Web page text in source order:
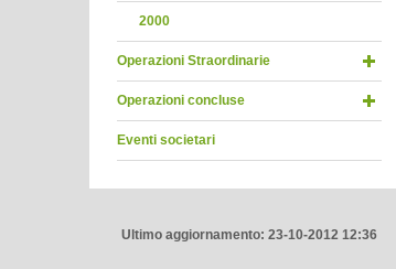
2000
Operazioni Straordinarie
Operazioni concluse
Eventi societari
Ultimo aggiornamento: 23-10-2012 12:36